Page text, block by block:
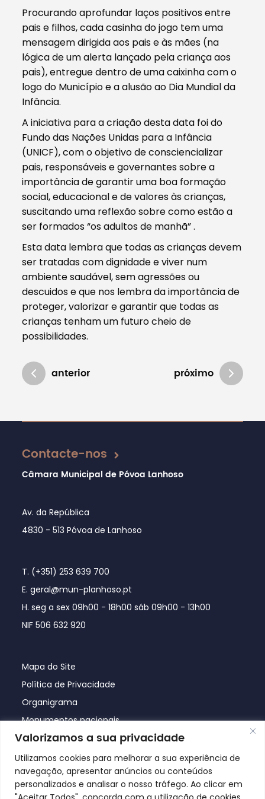
Valorizamos a sua privacidade
Utilizamos cookies para melhorar a sua experiência de
navegação, apresentar anúncios ou conteúdos
personalizados e analisar o nosso tráfego. Ao clicar em
Procurando aprofundar laços positivos entre
pais e filhos, cada casinha do jogo tem uma
mensagem dirigida aos pais e às mães (na
lógica de um alerta lançado pela criança aos
pais), entregue dentro de uma caixinha com o
logo do Município e a alusão ao Dia Mundial da
Infância.
A iniciativa para a criação desta data foi do
Fundo das Nações Unidas para a Infância
(UNICF), com o objetivo de consciencializar
pais, responsáveis e governantes sobre a
importância de garantir uma boa formação
social, educacional e de valores às crianças,
suscitando uma reflexão sobre como estão a
ser formados “os adultos de manhã” .
Esta data lembra que todas as crianças devem
ser tratadas com dignidade e viver num
ambiente saudável, sem agressões ou
descuidos e que nos lembra da importância de
proteger, valorizar e garantir que todas as
crianças tenham um futuro cheio de
possibilidades.
anterior próximo
Atualizado em 04/04/2025
Contacte-nos
Câmara Municipal de Póvoa Lanhoso
Av. da República
4830 - 513 Póvoa de Lanhoso
T. (+351) 253 639 700
E. geral@mun-planhoso.pt
H. seg a sex 09h00 - 18h00 sáb 09h00 - 13h00
NIF 506 632 920
Mapa do Site
Política de Privacidade
Organigrama
Monumentos nacionais